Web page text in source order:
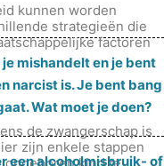
kunnen worden
strategieën die
factoren
mishandelt en je bent
narcist is. Je bent bang
Wat moet je doen?
de zwangerschap is
zijn enkele stappen
ongeboren kind te
een alcoholmisbruik- of